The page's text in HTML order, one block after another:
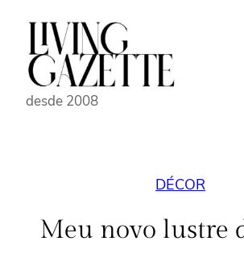
Pular
conteúdo
desde 2008
DÉCOR
Meu novo lustre